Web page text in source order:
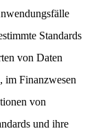
Standards
von Daten
im Finanzwesen
von
und ihre